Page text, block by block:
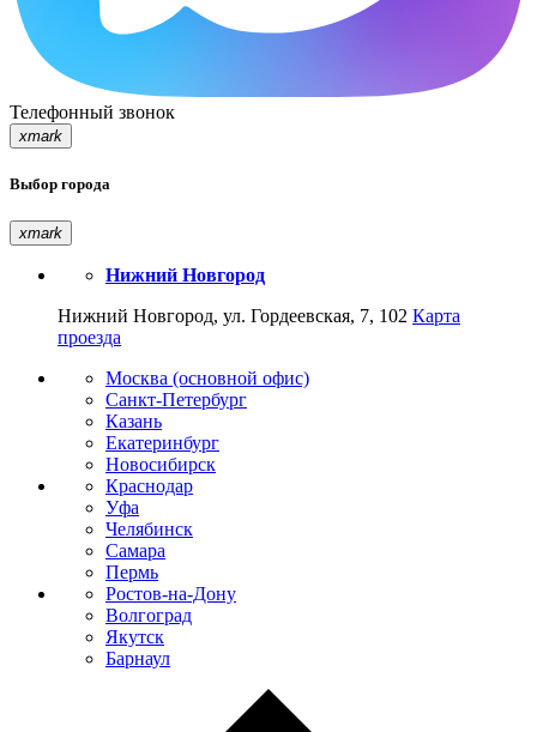
Телефонный звонок
xmark
Выбор города
xmark
Нижний Новгород
Нижний Новгород, ул. Гордеевская, 7, 102 Карта
проезда
Москва (основной офис)
Санкт-Петербург
Казань
Екатеринбург
Новосибирск
Краснодар
Уфа
Челябинск
Самара
Пермь
Ростов-на-Дону
Волгоград
Якутск
Барнаул